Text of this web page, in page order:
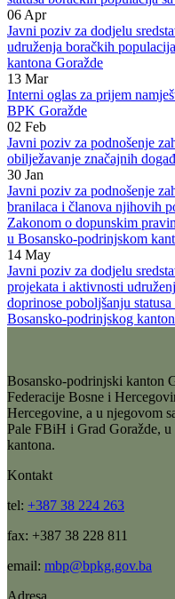
Javni poziv za finansiranje/
udruženja boračkih
statusa boračkih populacija
06Apr
Javni poziv za dodjelu
udruženja boračkih
kantona Goražde
13 Mar
Interni oglas za prijem
BPK Goražde
02 Feb
Javni poziv za podnošenje
obilježavanje značajnih
30 Jan
Javni poziv za podnošenje
branilaca i članova njihovih
Zakonom o dopunskim
u Bosansko-podrinjskom
14 May
Javni poziv za dodjelu